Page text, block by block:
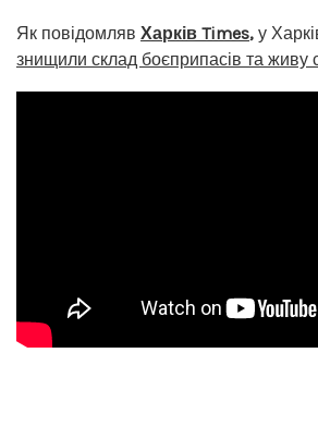
Як повідомляв Харків Times, у
знищили склад боєприпасів та живу